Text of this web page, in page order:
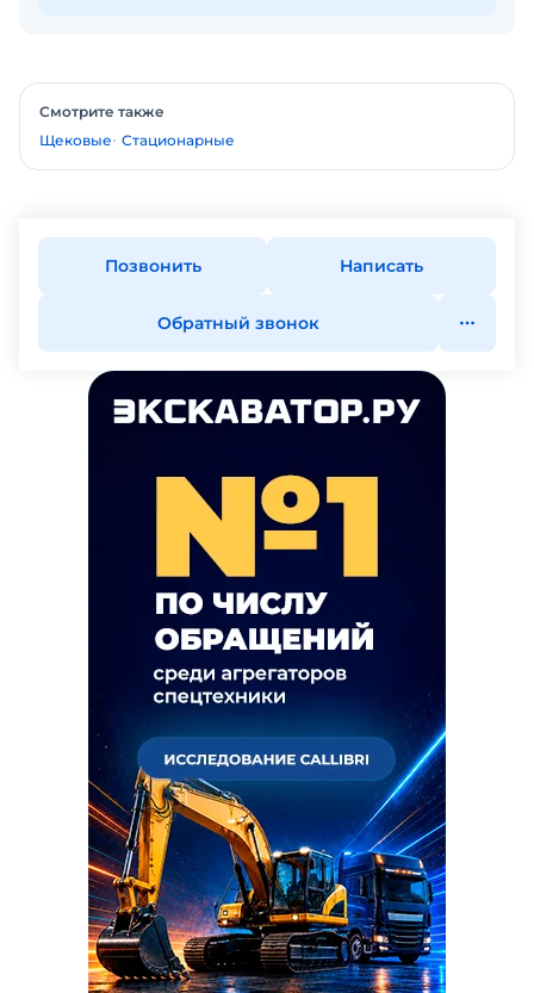
Смотрите также
Щековые Стационарные
Позвонить Написать
Обратный звонок